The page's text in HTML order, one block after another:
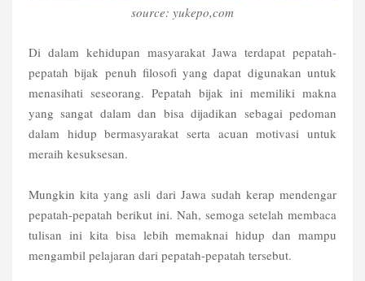
source: yukepo,com
Di dalam kehidupan masyarakat Jawa terdapat pepatah-
pepatah bijak penuh filosofi yang dapat digunakan untuk
menasihati seseorang. Pepatah bijak ini memiliki makna
yang sangat dalam dan bisa dijadikan sebagai pedoman
dalam hidup bermasyarakat serta acuan motivasi untuk
meraih kesuksesan.
Mungkin kita yang asli dari Jawa sudah kerap mendengar
pepatah-pepatah berikut ini. Nah, semoga setelah membaca
tulisan ini kita bisa lebih memaknai hidup dan mampu
mengambil pelajaran dari pepatah-pepatah tersebut.